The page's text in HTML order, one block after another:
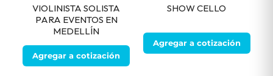
VIOLINISTA SOLISTA
PARA EVENTOS EN
MEDELLÍN
Agregar a cotización
SHOW CELLO
Agregar a cotización